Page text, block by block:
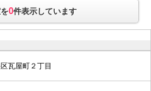
0件表示しています
瓦屋町２丁目